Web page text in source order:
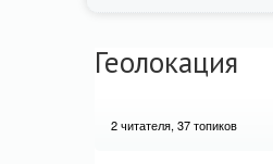
Геолокация
2читателя, 37 топиков